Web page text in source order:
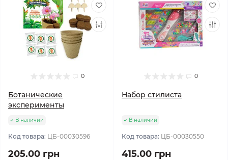
0
Ботанические
эксперименты
В наличии
Код товара: ЦБ-00030596
205.00 грн
0
Набор стилиста
В наличии
Код товара: ЦБ-00030550
415.00 грн